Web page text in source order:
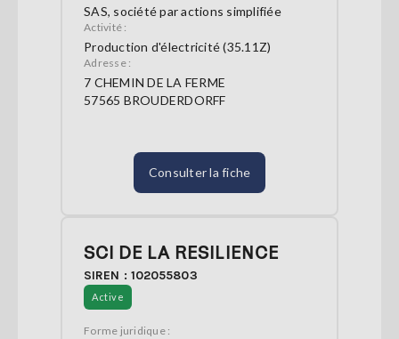
SAS, société par actions simplifiée
Activité :
Production d'électricité (35.11Z)
Adresse :
7 CHEMIN DE LA FERME
57565 BROUDERDORFF
Consulter la fiche
SCI DE LA RESILIENCE
SIREN : 102055803
Active
Forme juridique :